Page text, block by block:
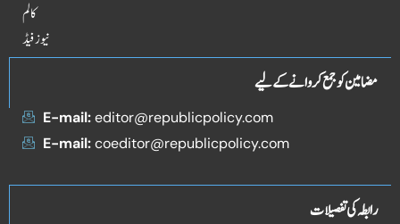
کالم
نیوز فیڈ
مضامین کو جمع کروانے کے لیے
E-mail:editor@republicpolicy.com
E-mail:coeditor@republicpolicy.com
رابطہ کی تفصیلات